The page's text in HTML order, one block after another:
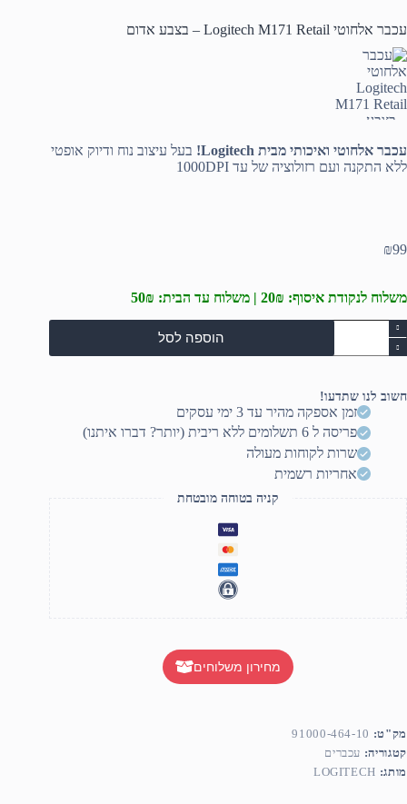
עכבר אלחוטי Logitech M171 Retail – בצבע אדום
עכבר אלחוטי ואיכותי מבית Logitech!
בעל עיצוב נוח ודיוק אופטי
ללא התקנה ועם רזולוציה של עד 1000DPI
₪99
משלוח לנקודת איסוף: 20₪ | משלוח עד הבית: 50₪
כמות
של
עכבר
Logitech
M171
הוספה לסל
חשוב לנו שתדעו!
זמן אספקה מהיר עד 3 ימי עסקים
פריסה ל 6 תשלומים ללא ריבית (יותר? דברו איתנו)
שרות לקוחות מעולה
אחריות רשמית
קניה בטוחה מובטחת
מחירון משלוחים
מק"ט: 91000-464-10
קטגוריה: עכברים
מותג: LOGITECH